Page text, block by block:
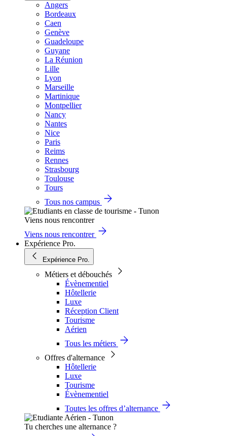
Angers
Bordeaux
Caen
Genève
Guadeloupe
Guyane
La Réunion
Lille
Lyon
Marseille
Martinique
Montpellier
Nancy
Nantes
Nice
Paris
Reims
Rennes
Strasbourg
Toulouse
Tours
Tous nos campus
Viens nous rencontrer
Viens nous rencontrer
Expérience Pro.
Expérience Pro.
Métiers et débouchés
Évènementiel
Hôtellerie
Luxe
Réception Client
Tourisme
Aérien
Tous les métiers
Offres d'alternance
Hôtellerie
Luxe
Tourisme
Évènementiel
Toutes les offres d’alternance
Tu cherches une alternance ?